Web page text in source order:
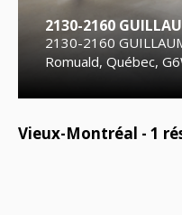
2130-2160
2130-2160
Romuald, Québec,
Vieux-Montréal - 1